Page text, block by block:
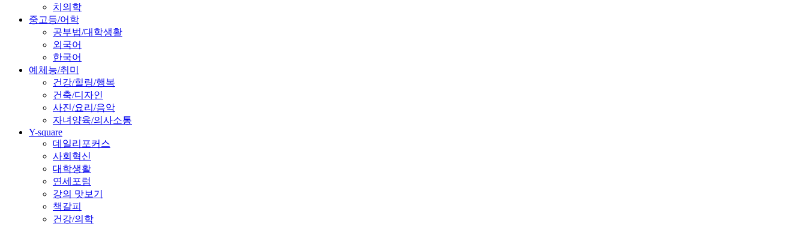
치의학
중고등/어학
공부법/대학생활
외국어
한국어
예체능/취미
건강/힐링/행복
건축/디자인
사진/요리/음악
자녀양육/의사소통
Y-square
데일리포커스
사회혁신
대학생활
연세포럼
강의 맛보기
책갈피
건강/의학